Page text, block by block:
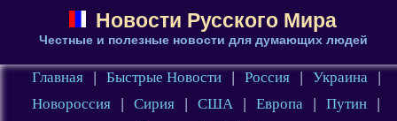
Новости Русского Мира
Честные и полезные новости для думающих людей
Главная | Быстрые Новости | Россия | Украина
|
Новороссия
| Сирия | США | Европа | Путин
|